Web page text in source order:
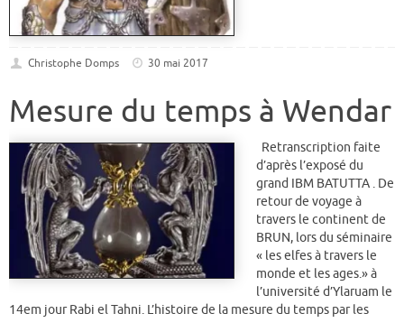
Christophe Domps 30 mai 2017
Mesure du temps à Wendar
Retranscription faite
d’après l’exposé du
grand IBM BATUTTA . De
retour de voyage à
travers le continent de
BRUN, lors du séminaire
« les elfes à travers le
monde et les ages.» à
l’université d’Ylaruam le
14em jour Rabi el Tahni. L’histoire de la mesure du temps par les